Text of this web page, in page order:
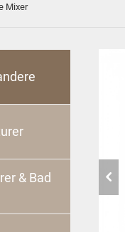
Mixer
& Bad